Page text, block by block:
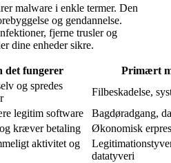
malware i enkle termer. Den
og gendannelse.
fjerne trusler og
dine enheder sikre.
det fungerer
Primært
og spredes
Filbeskadelse,
legitim software
Bagdøradgang,
kræver betaling
Økonomisk
aktivitet og
datatyveri